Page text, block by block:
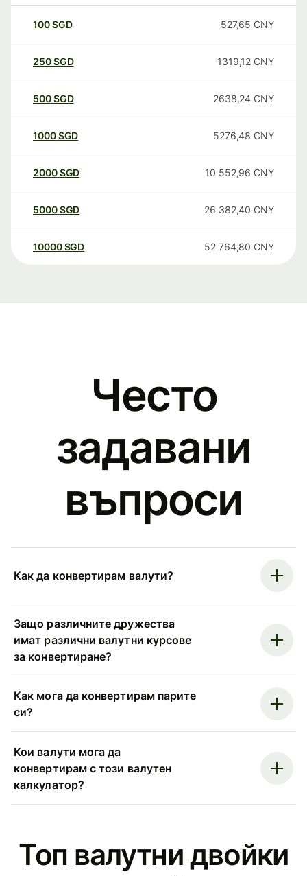
100SGD 527,65 CNY
250SGD 1319,12 CNY
500SGD 2638,24 CNY
1000SGD 5276,48 CNY
2000SGD 10 552,96 CNY
5000SGD 26 382,40 CNY
10000 SGD 52 764,80 CNY
Често
задавани
въпроси
Как да конвертирам валути?
Защо различните дружества
имат различни валутни курсове
за конвертиране?
Как мога да конвертирам парите
си?
Кои валути мога да
конвертирам с този валутен
калкулатор?
Топ валутни двойки